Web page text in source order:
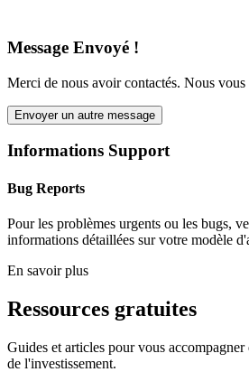
Message Envoyé !
Merci de nous avoir contactés. Nous
Envoyer un autre message
Informations Support
Bug Reports
Pour les problèmes urgents ou les bugs,
informations détaillées sur votre modèle
En savoir plus
Ressources gratuites
Guides et articles pour vous accompagner
de l'investissement.